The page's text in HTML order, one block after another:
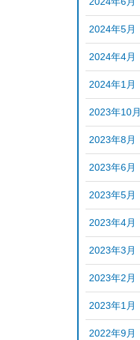
2024年5月
2024年4月
2024年1月
2023年10月
2023年8月
2023年6月
2023年5月
2023年4月
2023年3月
2023年2月
2023年1月
2022年9月